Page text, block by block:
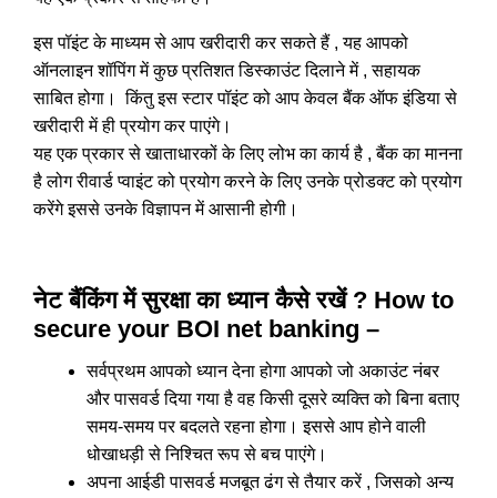
इस पॉइंट के माध्यम से आप खरीदारी कर सकते हैं , यह आपको
ऑनलाइन शॉपिंग में कुछ प्रतिशत डिस्काउंट दिलाने में , सहायक
साबित होगा। किंतु इस स्टार पॉइंट को आप केवल बैंक ऑफ इंडिया से
खरीदारी में ही प्रयोग कर पाएंगे।
यह एक प्रकार से खाताधारकों के लिए लोभ का कार्य है , बैंक का मानना
है लोग रीवार्ड प्वाइंट को प्रयोग करने के लिए उनके प्रोडक्ट को प्रयोग
करेंगे इससे उनके विज्ञापन में आसानी होगी।
नेट बैंकिंग में सुरक्षा का ध्यान कैसे रखें ? How to
secure your BOI net banking –
सर्वप्रथम आपको ध्यान देना होगा आपको जो अकाउंट नंबर
और पासवर्ड दिया गया है वह किसी दूसरे व्यक्ति को बिना बताए
समय-समय पर बदलते रहना होगा। इससे आप होने वाली
धोखाधड़ी से निश्चित रूप से बच पाएंगे।
अपना आईडी पासवर्ड मजबूत ढंग से तैयार करें , जिसको अन्य